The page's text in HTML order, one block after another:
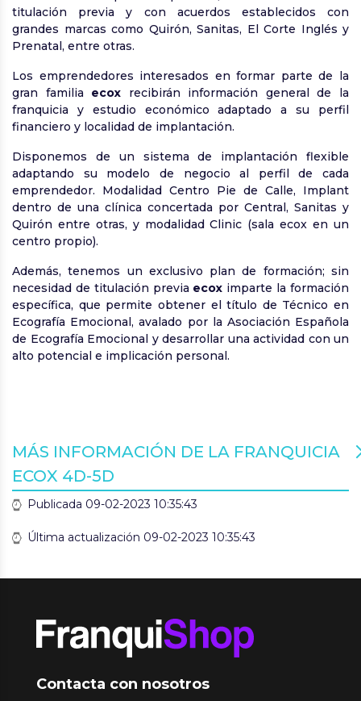
titulación previa y con acuerdos establecidos con
grandes marcas como Quirón, Sanitas, El Corte Inglés y
Prenatal, entre otras.
Los emprendedores interesados en formar parte de la
gran familia ecox recibirán información general de la
franquicia y estudio económico adaptado a su perfil
financiero y localidad de implantación.
Disponemos de un sistema de implantación flexible
adaptando su modelo de negocio al perfil de cada
emprendedor. Modalidad Centro Pie de Calle, Implant
dentro de una clínica concertada por Central, Sanitas y
Quirón entre otras, y modalidad Clinic (sala ecox en un
centro propio).
Además, tenemos un exclusivo plan de formación; sin
necesidad de titulación previa ecox imparte la formación
específica, que permite obtener el título de Técnico en
Ecografía Emocional, avalado por la Asociación Española
de Ecografía Emocional y desarrollar una actividad con un
alto potencial e implicación personal.
MÁS INFORMACIÓN DE LA FRANQUICIA
ECOX 4D-5D
Publicada 09-02-2023 10:35:43
Última actualización 09-02-2023 10:35:43
Contacta con nosotros